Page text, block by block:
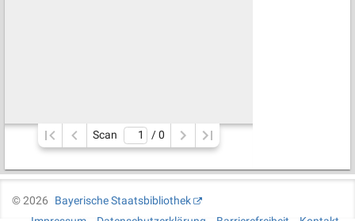
Scan / 0
©2026
Bayerische Staatsbibliothek